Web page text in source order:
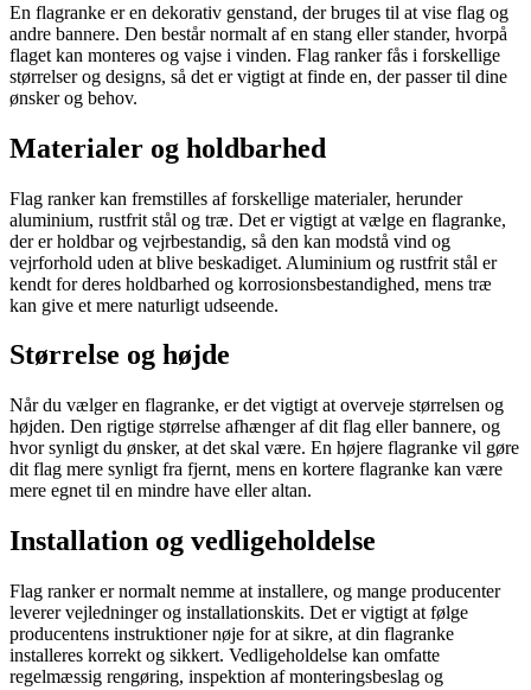
En flagranke er en dekorativ genstand, der bruges til at vise flag og
andre bannere. Den består normalt af en stang eller stander, hvorpå
flaget kan monteres og vajse i vinden. Flag ranker fås i forskellige
størrelser og designs, så det er vigtigt at finde en, der passer til dine
ønsker og behov.
Materialer og holdbarhed
Flag ranker kan fremstilles af forskellige materialer, herunder
aluminium, rustfrit stål og træ. Det er vigtigt at vælge en flagranke,
der er holdbar og vejrbestandig, så den kan modstå vind og
vejrforhold uden at blive beskadiget. Aluminium og rustfrit stål er
kendt for deres holdbarhed og korrosionsbestandighed, mens træ
kan give et mere naturligt udseende.
Størrelse og højde
Når du vælger en flagranke, er det vigtigt at overveje størrelsen og
højden. Den rigtige størrelse afhænger af dit flag eller bannere, og
hvor synligt du ønsker, at det skal være. En højere flagranke vil gøre
dit flag mere synligt fra fjernt, mens en kortere flagranke kan være
mere egnet til en mindre have eller altan.
Installation og vedligeholdelse
Flag ranker er normalt nemme at installere, og mange producenter
leverer vejledninger og installationskits. Det er vigtigt at følge
producentens instruktioner nøje for at sikre, at din flagranke
installeres korrekt og sikkert. Vedligeholdelse kan omfatte
regelmæssig rengøring, inspektion af monteringsbeslag og